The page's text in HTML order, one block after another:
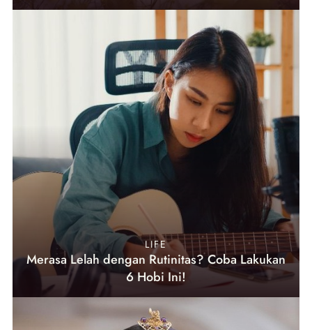
LIFE
Merasa Lelah dengan Rutinitas? Coba Lakukan
6 Hobi Ini!